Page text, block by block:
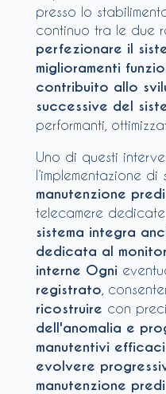
presso lo
continuo tra le due
perfezionare il
miglioramenti
contribuito allo
successive del
performanti,
Uno di questi
l’implementazione
manutenzione
telecamere
sistema integra
dedicata al
interne Ogni
registrato ,
ricostruire con
dell'anomalia e
manutentivi
evolvere
manutenzione